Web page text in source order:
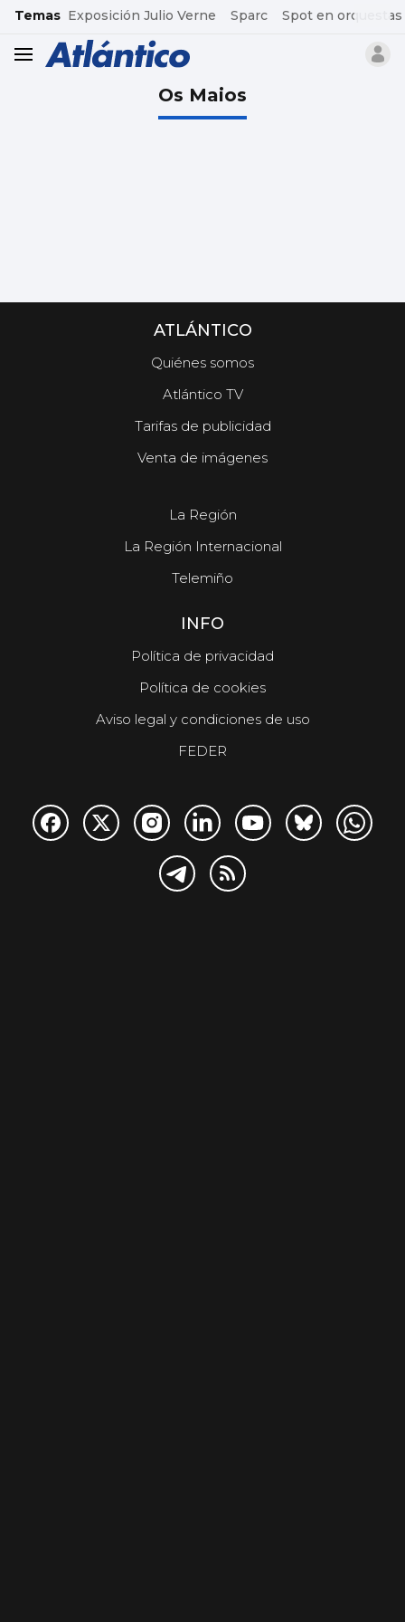
common.go-to-content
Temas Exposición Julio Verne Sparc Spot en orquestas
header.menu.open
Os Maios
ATLÁNTICO
Quiénes somos
Atlántico TV
Tarifas de publicidad
Venta de imágenes
La Región
La Región Internacional
Telemiño
INFO
Política de privacidad
Política de cookies
Aviso legal y condiciones de uso
FEDER